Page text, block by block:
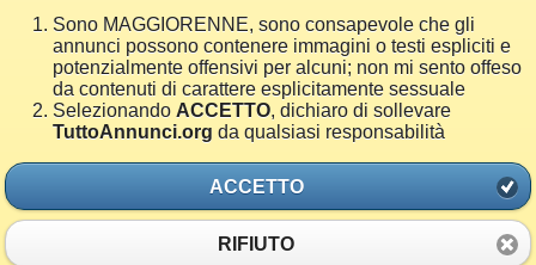
Sono MAGGIORENNE, sono consapevole che gli
annunci possono contenere immagini o testi espliciti e
potenzialmente offensivi per alcuni; non mi sento offeso
da contenuti di carattere esplicitamente sessuale
Selezionando ACCETTO, dichiaro di sollevare
TuttoAnnunci.org da qualsiasi responsabilità
ACCETTO
RIFIUTO